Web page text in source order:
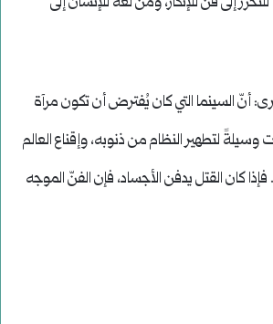
أنّ السينما التي كان يُفترض أن تكون مرآة
لتطهير النظام من ذنوبه، وإقناع العالم
كان القتل يدفن الأجساد، فإن الفنّ الموجه